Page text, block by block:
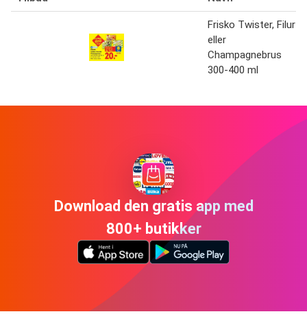
Frisko Twister, Filur
eller
Champagnebrus
300-400 ml
Download den gratis app med
800+ butikker